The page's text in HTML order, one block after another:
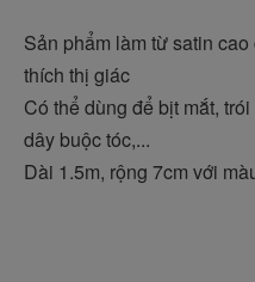
Sản phẩm làm từ satin
thích thị giác
Có thể dùng để bịt mắt,
dây buộc tóc,...
Dài 1.5m, rộng 7cm với